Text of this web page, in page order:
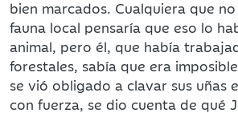
bien marcados. Cualquiera que
fauna local pensaría que eso lo
animal, pero él, que había
forestales, sabía que era
se vió obligado a clavar sus uñas
con fuerza, se dio cuenta de qué